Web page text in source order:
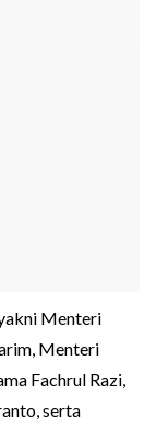
Menteri
Menteri
Fachrul Razi,
serta